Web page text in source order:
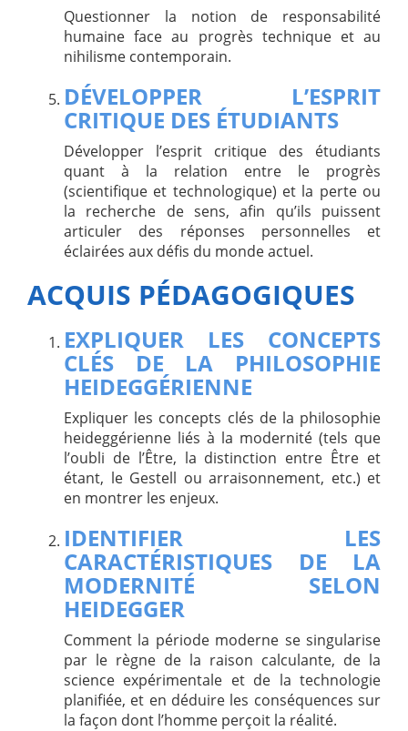
Questionner la notion de responsabilité
humaine face au progrès technique et au
nihilisme contemporain.
DÉVELOPPER L’ESPRIT
CRITIQUE DES ÉTUDIANTS
Développer l’esprit critique des étudiants
quant à la relation entre le progrès
(scientifique et technologique) et la perte ou
la recherche de sens, afin qu’ils puissent
articuler des réponses personnelles et
éclairées aux défis du monde actuel.
ACQUIS PÉDAGOGIQUES
EXPLIQUER LES CONCEPTS
CLÉS DE LA PHILOSOPHIE
HEIDEGGÉRIENNE
Expliquer les concepts clés de la philosophie
heideggérienne liés à la modernité (tels que
l’oubli de l’Être, la distinction entre Être et
étant, le Gestell ou arraisonnement, etc.) et
en montrer les enjeux.
IDENTIFIER LES
CARACTÉRISTIQUES DE LA
MODERNITÉ SELON
HEIDEGGER
Comment la période moderne se singularise
par le règne de la raison calculante, de la
science expérimentale et de la technologie
planifiée, et en déduire les conséquences sur
la façon dont l’homme perçoit la réalité.